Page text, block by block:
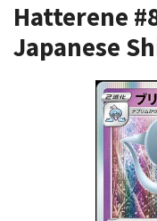
Hatterene
Japanese